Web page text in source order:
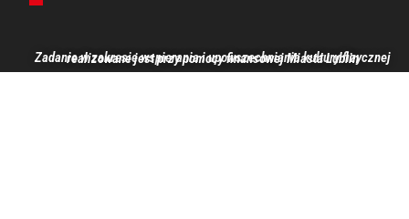
Zadanie w zakresie wspierania i upowszechniania kultury fizycznej realizowane jest przy pomocy finansowej Miasta Lublin